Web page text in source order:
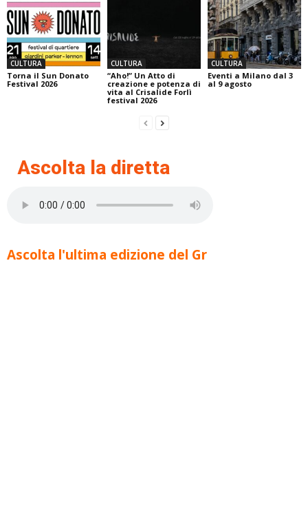
CULTURA
Torna il Sun Donato
Festival 2026
CULTURA
“Aho!” Un Atto di
creazione e potenza di
vita al Crisalide Forlì
festival 2026
CULTURA
Eventi a Milano dal 3
al 9 agosto
Ascolta la diretta
Ascolta l'ultima edizione del Gr